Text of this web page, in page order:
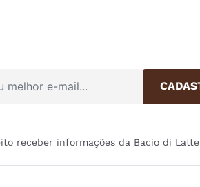
receber informações da Bacio di Latte